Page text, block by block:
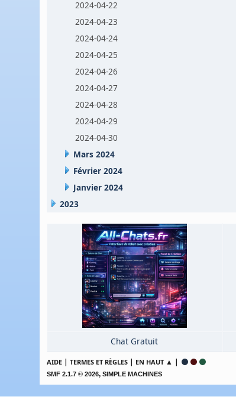
2024-04-22
2024-04-23
2024-04-24
2024-04-25
2024-04-26
2024-04-27
2024-04-28
2024-04-29
2024-04-30
Mars 2024
Février 2024
Janvier 2024
2023
Chat Gratuit
AIDE |TERMES ET RÈGLES EN HAUT▲ |
SMF 2.1.7 © 2026,SIMPLE MACHINES